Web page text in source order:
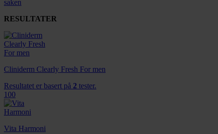
saken
RESULTATER
Cliniderm Clearly Fresh For men
Resultatet er basert på 2 tester.
100
Vita Harmoni